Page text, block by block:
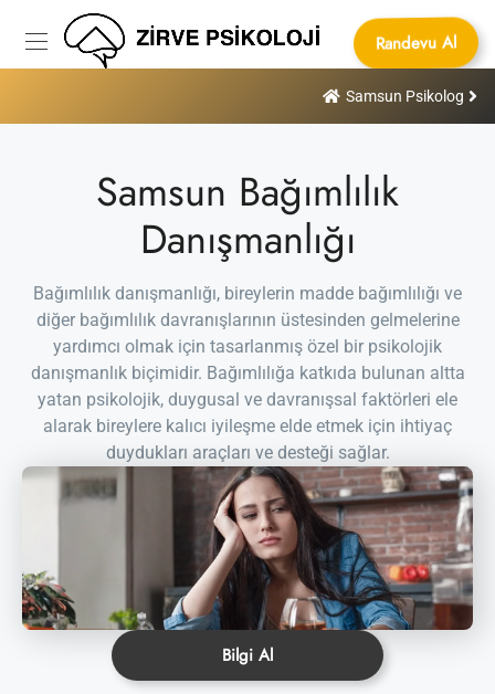
Randevu Al
Samsun Psikolog
Samsun Bağımlılık
Danışmanlığı
Bağımlılık danışmanlığı, bireylerin madde bağımlılığı ve
diğer bağımlılık davranışlarının üstesinden gelmelerine
yardımcı olmak için tasarlanmış özel bir psikolojik
danışmanlık biçimidir. Bağımlılığa katkıda bulunan altta
yatan psikolojik, duygusal ve davranışsal faktörleri ele
alarak bireylere kalıcı iyileşme elde etmek için ihtiyaç
duydukları araçları ve desteği sağlar.
Bilgi Al